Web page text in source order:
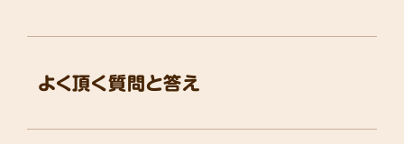
よく頂く質問と答え